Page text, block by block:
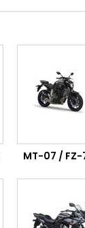
MT-07 / FZ-